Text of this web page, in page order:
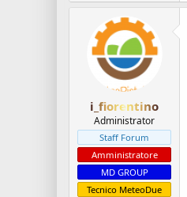
i_fiorentino
Administrator
Staff Forum
Amministratore
MD GROUP
Tecnico MeteoDue